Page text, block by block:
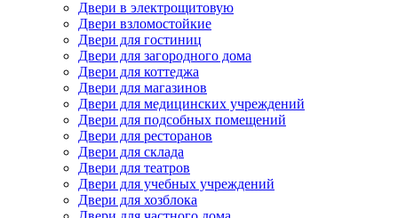
Двери в электрощитовую
Двери взломостойкие
Двери для гостиниц
Двери для загородного дома
Двери для коттеджа
Двери для магазинов
Двери для медицинских учреждений
Двери для подсобных помещений
Двери для ресторанов
Двери для склада
Двери для театров
Двери для учебных учреждений
Двери для хозблока